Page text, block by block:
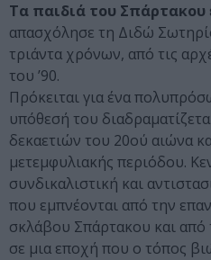
Τα παιδιά του Σπάρτακου
απασχόλησε τη Διδώ
τριάντα χρόνων, από τις
του ’90.
Πρόκειται για ένα
υπόθεσή του
δεκαετιών του 20ού αιώνα
μετεμφυλιακής περιόδου.
συνδικαλιστική και
που εμπνέονται από την
σκλάβου Σπάρτακου και από
σε μια εποχή που ο τόπος